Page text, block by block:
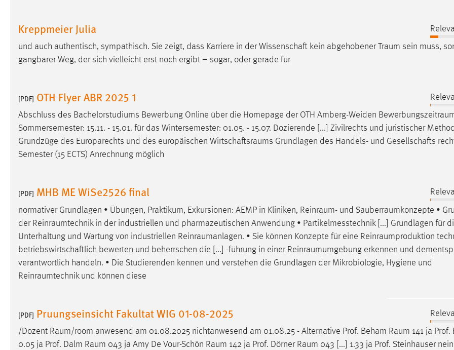
Kreppmeier Julia
und auch authentisch, sympathisch. Sie zeigt, dass Karriere in der Wissenschaft kein abgehobenerTraum sein muss,
gangbarer Weg, der sich vielleicht erst noch ergibt – sogar, oder gerade für
[PDF] OTH Flyer ABR 2025 1
Abschluss des Bachelorstudiums Bewerbung Online über die Homepage der OTH Amberg-Weiden
Sommersemester: 15.11. - 15.01. für das Wintersemester: 01.05. - 15.07. Dozierende [...] Zivilrechts und juristischer
Grundzüge des Europarechts und des europäischen Wirtschaftsraums Grundlagen des Handels- und Gesellschafts
Semester (15 ECTS) Anrechnung möglich
[PDF] MHB ME WiSe2526 final
normativer Grundlagen • Übungen, Praktikum, Exkursionen: AEMP in Kliniken, Reinraum- und Sauberraumkonzepte •
der Reinraumtechnikin der industriellen und pharmazeutischen Anwendung • Partikelmesstechnik [...] Grundlagen für
Unterhaltung und Wartung von industriellen Reinraumanlagen. • Sie können Konzepte für eine Reinraumproduktion
betriebswirtschaftlich bewerten und beherrschen die [...] -führung in einer Reinraumumgebung erkennen und
verantwortlich handeln. • Die Studierenden kennen und verstehen die Grundlagen der Mikrobiologie, Hygiene und
Reinraumtechnikund können diese
[PDF] Pruungseinsicht Fakultat WIG 01-08-2025
/Dozent Raum/room anwesend am 01.08.2025 nichtanwesend am 01.08.25 - Alternative Prof. Beham Raum 141 ja Prof.
0.05 ja Prof. Dalm Raum 043 ja Amy De Vour-Schön Raum 142 ja Prof. Dörner Raum 043 [...] 1.33 ja Prof. Steinhauser
_gcl_au
Anbieter: Google Ireland Limited
Zweck: Conversion-Tracking
Facebook Pixel
Name: _fbp
Anbieter: Facebook
Cookie Laufzeit: 3 Monate
EXTERNE MEDIEN
Um Inhalte von Videoplattformen und Social Media
Plattformen anzeigen zu können, werden von diesen
externen Medien Cookies gesetzt.
Vimeo